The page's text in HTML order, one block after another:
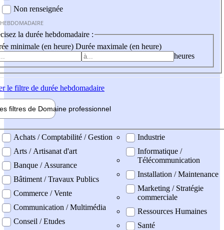
Non renseignée
la durée hebdomadaire :
minimale (en heure) Durée maximale (en heure)
heures
le filtre de durée hebdomadaire
filtres de Domaine professionnel
professionel
Achats / Comptabilité / Gestion
Arts / Artisanat d'art
Banque / Assurance
Bâtiment / Travaux Publics
Commerce / Vente
Communication / Multimédia
Conseil / Etudes
Industrie
Informatique /
Télécommunication
Installation / Maintenance
Marketing / Stratégie
commerciale
Ressources Humaines
Santé